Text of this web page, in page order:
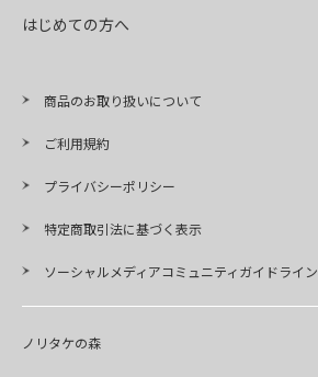
はじめての方へ
商品のお取り扱いについて
ご利用規約
プライバシーポリシー
特定商取引法に基づく表示
ソーシャルメディアコミュニティガイドライン
ノリタケの森